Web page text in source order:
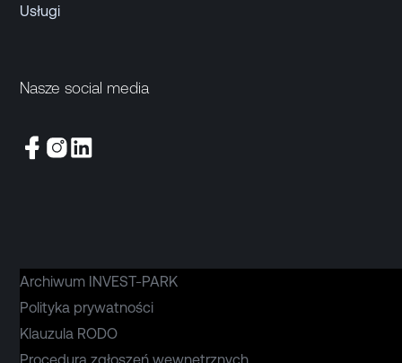
Usługi
Nasze social media
Archiwum INVEST-PARK
Polityka prywatności
Klauzula RODO